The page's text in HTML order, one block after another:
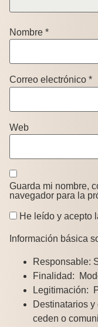
Nombre *
Correo electrónico *
Web
Guarda mi nombre,
navegador para la
He leído y acepto
Información básica
Responsable:
Finalidad:
Legitimación:
Destinatarios
ceden o